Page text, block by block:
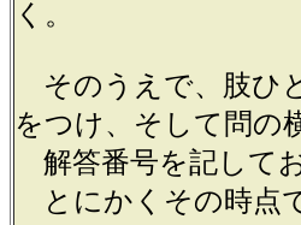
く。
そのうえで、肢ひ
をつけ、そして問の
解答番号を記して
とにかくその時点